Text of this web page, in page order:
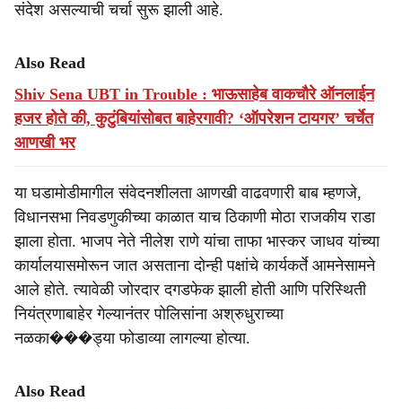
संदेश असल्याची चर्चा सुरू झाली आहे.
Also Read
Shiv Sena UBT in Trouble : भाऊसाहेब वाकचौरे ऑनलाईन
हजर होते की, कुटुंबियांसोबत बाहेरगावी? ‘ऑपरेशन टायगर’ चर्चेत
आणखी भर
या घडामोडीमागील संवेदनशीलता आणखी वाढवणारी बाब म्हणजे,
विधानसभा निवडणुकीच्या काळात याच ठिकाणी मोठा राजकीय राडा
झाला होता. भाजप नेते नीलेश राणे यांचा ताफा भास्कर जाधव यांच्या
कार्यालयासमोरून जात असताना दोन्ही पक्षांचे कार्यकर्ते आमनेसामने
आले होते. त्यावेळी जोरदार दगडफेक झाली होती आणि परिस्थिती
नियंत्रणाबाहेर गेल्यानंतर पोलिसांना अश्रुधुराच्या
नळका���ड्या फोडाव्या लागल्या होत्या.
Also Read